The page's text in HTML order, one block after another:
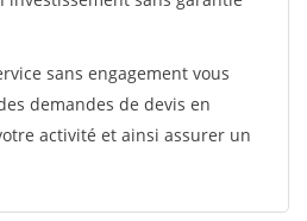
sans engagement vous
demandes de devis en
activité et ainsi assurer un